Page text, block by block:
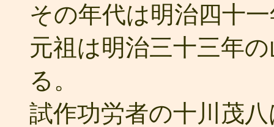
その年代は明治四十
元祖は明治三十三年
る。
試作功労者の十川茂